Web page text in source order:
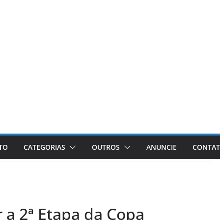
CATEGORIAS OUTROS ANUNCIE
2ª Etapa da Copa